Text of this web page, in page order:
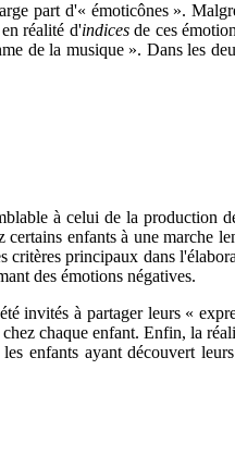
part d'« émoticônes ».
réalité d'indicesde ces
de la musique ». Dans les
à celui de la production
enfants à une marche
principaux dans
des émotions négatives.
invités à partager leurs «
chaque enfant. Enfin, la
enfants ayant découvert